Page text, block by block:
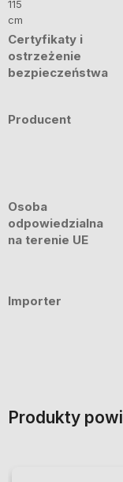
Certyfikaty i
ostrzeżenie
bezpieczeństwa
Producent
Osoba
odpowiedzialna
na terenie UE
Importer
Produkty